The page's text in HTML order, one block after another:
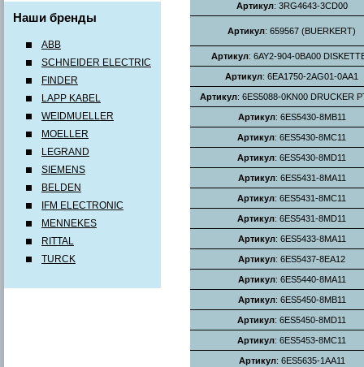
Наши бренды
ABB
SCHNEIDER ELECTRIC
FINDER
LAPP KABEL
WEIDMUELLER
MOELLER
LEGRAND
SIEMENS
BELDEN
IFM ELECTRONIC
MENNEKES
RITTAL
TURCK
Артикул: 3RG4643-3CD00
Артикул: 659567 (BUERKERT)
Артикул: 6AY2-904-0BA00
Артикул: 6EA1750-2AG01-0AA1
Артикул: 6ES5088-0KN00 DRUCKER
Артикул: 6ES5430-8MB11
Артикул: 6ES5430-8MC11
Артикул: 6ES5430-8MD11
Артикул: 6ES5431-8MA11
Артикул: 6ES5431-8MC11
Артикул: 6ES5431-8MD11
Артикул: 6ES5433-8MA11
Артикул: 6ES5437-8EA12
Артикул: 6ES5440-8MA11
Артикул: 6ES5450-8MB11
Артикул: 6ES5450-8MD11
Артикул: 6ES5453-8MC11
Артикул: 6ES5635-1AA11